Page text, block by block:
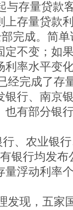
与存量贷款
上存量贷款
完成。简
不变；如
利率水平变
经完成了存
行、南京
也有部分银
、农业银
银行均发布
量浮动利率
发现，五家